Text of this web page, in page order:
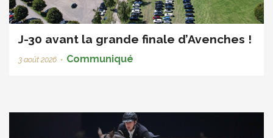
J-30 avant la grande finale d’Avenches !
3 août 2026 • Communiqué